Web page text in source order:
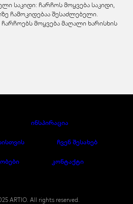
საკიდი: ჩარჩოს მოყვება საკიდი,
ჩამოკიდებაა შესაძლებელი.
ჩარჩოებს მოყვება მაღალი ხარისხის
ინსპირაცია
ჩვენ შესახებ
კონტაქტი
ARTIO. All rights reserved.